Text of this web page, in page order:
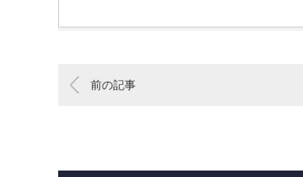
前の記事